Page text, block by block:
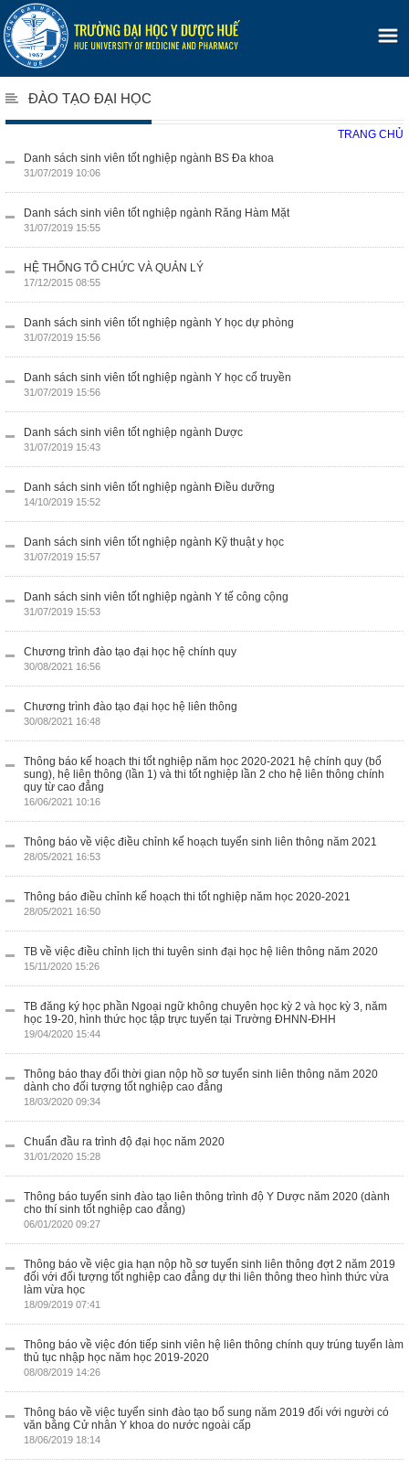
ĐÀO TẠO ĐẠI HỌC
TRANG CHỦ
Danh sách sinh viên tốt nghiệp ngành BS Đa khoa
31/07/2019 10:06
Danh sách sinh viên tốt nghiệp ngành Răng Hàm Mặt
31/07/2019 15:55
HỆ THỐNG TỔ CHỨC VÀ QUẢN LÝ
17/12/2015 08:55
Danh sách sinh viên tốt nghiệp ngành Y học dự phòng
31/07/2019 15:56
Danh sách sinh viên tốt nghiệp ngành Y học cổ truyền
31/07/2019 15:56
Danh sách sinh viên tốt nghiệp ngành Dược
31/07/2019 15:43
Danh sách sinh viên tốt nghiệp ngành Điều dưỡng
14/10/2019 15:52
Danh sách sinh viên tốt nghiệp ngành Kỹ thuật y học
31/07/2019 15:57
Danh sách sinh viên tốt nghiệp ngành Y tế công cộng
31/07/2019 15:53
Chương trình đào tạo đại học hệ chính quy
30/08/2021 16:56
Chương trình đào tạo đại học hệ liên thông
30/08/2021 16:48
Thông báo kế hoạch thi tốt nghiệp năm học 2020-2021 hệ chính quy (bổ
sung), hệ liên thông (lần 1) và thi tốt nghiệp lần 2 cho hệ liên thông chính
quy từ cao đẳng
16/06/2021 10:16
Thông báo về việc điều chỉnh kế hoạch tuyển sinh liên thông năm 2021
28/05/2021 16:53
Thông báo điều chỉnh kế hoạch thi tốt nghiệp năm học 2020-2021
28/05/2021 16:50
TB về việc điều chỉnh lịch thi tuyên sinh đại học hệ liên thông năm 2020
15/11/2020 15:26
TB đăng ký học phần Ngoại ngữ không chuyên học kỳ 2 và học kỳ 3, năm
học 19-20, hình thức học tập trực tuyến tại Trường ĐHNN-ĐHH
19/04/2020 15:44
Thông báo thay đổi thời gian nộp hồ sơ tuyển sinh liên thông năm 2020
dành cho đối tượng tốt nghiệp cao đẳng
18/03/2020 09:34
Chuẩn đầu ra trình độ đại học năm 2020
31/01/2020 15:28
Thông báo tuyển sinh đào tạo liên thông trình độ Y Dược năm 2020 (dành
cho thí sinh tốt nghiệp cao đẳng)
06/01/2020 09:27
Thông báo về việc gia hạn nộp hồ sơ tuyển sinh liên thông đợt 2 năm 2019
đối với đối tượng tốt nghiệp cao đẳng dự thi liên thông theo hình thức vừa
làm vừa học
18/09/2019 07:41
Thông báo về việc đón tiếp sinh viên hệ liên thông chính quy trúng tuyển làm
thủ tục nhập học năm học 2019-2020
08/08/2019 14:26
Thông báo về việc tuyển sinh đào tạo bổ sung năm 2019 đối với người có
văn bằng Cử nhân Y khoa do nước ngoài cấp
18/06/2019 18:14